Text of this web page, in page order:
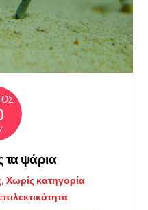
τα ψάρια
, Χωρίς κατηγορία